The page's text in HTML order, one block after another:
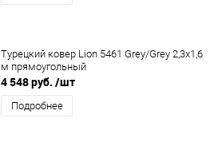
Турецкий ковер Lion 5461 Grey/Grey 2,3x1,6
м прямоугольный
4 548 руб. /шт
Подробнее